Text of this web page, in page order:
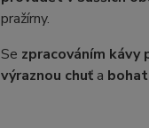
pražírny.
Se zpracováním
výraznou chuťa